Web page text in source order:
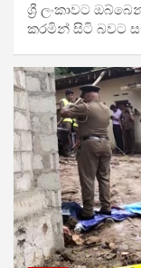
ශ්‍රී ලංකාවට
කරමින් සිටි බවට